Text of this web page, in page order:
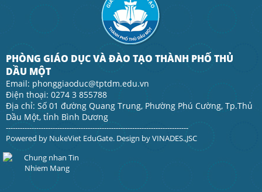
PHÒNG GIÁO DỤC VÀ ĐÀO TẠO THÀNH PHỐ THỦ
DẦU MỘT
Email: phonggiaoduc@tptdm.edu.vn
Điện thoại: 0274 3 855788
Địa chỉ: Số 01 đường Quang Trung, Phường Phú Cường, Tp.Thủ
Dầu Một, tỉnh Bình Dương
------------------------------------------------------------------------------
Powered by NukeViet EduGate. Design byVINADES.,JSC